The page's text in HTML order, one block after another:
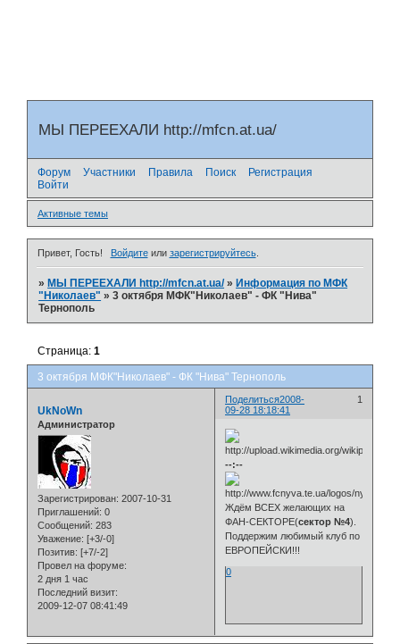
МЫ ПЕРЕЕХАЛИ http://mfcn.at.ua/
Форум Участники Правила Поиск
Регистрация
Войти
Активные темы
Привет, Гость! Войдитеили зарегистрируйтесь.
»МЫ ПЕРЕЕХАЛИ http://mfcn.at.ua/ »Информация по МФК
"Николаев" »3 октября МФК"Николаев" - ФК "Нива"
Тернополь
3 октября МФК"Николаев" - ФК "Нива" Тернополь
Страница:1
Поделиться 1
2008-
09-28 18:18:41
UkNoWn
Администратор
Зарегистрирован: 2007-10-31
Приглашений: 0
Сообщений: 283
Уважение: [+3/-0]
Позитив: [+7/-2]
Провел на форуме:
2 дня 1 час
Последний визит:
2009-12-07 08:41:49
--:--
Ждём ВСЕХ желающих на
ФАН-СЕКТОРЕ(сектор №4).
Поддержим любимый клуб по
ЕВРОПЕЙСКИ!!!
0